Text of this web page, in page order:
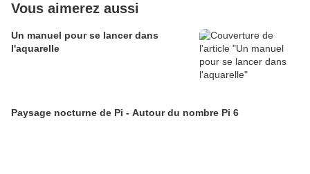
Vous aimerez aussi
Un manuel pour se lancer dans
l'aquarelle
Paysage nocturne de Pi - Autour du nombre Pi 6